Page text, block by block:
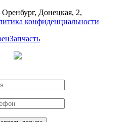
Донецкая, 2,
конфиденциальности